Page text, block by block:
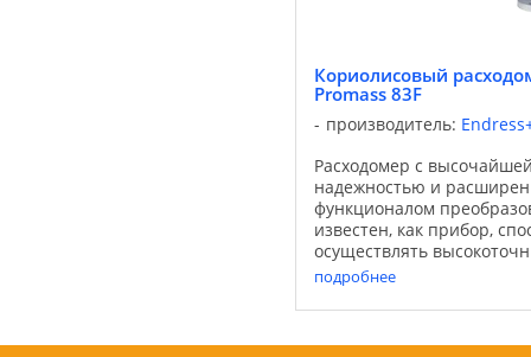
Кориолисовый
Promass 83F
производитель:
Расходомер с
надежностью и
функционалом
известен, как прибор,
осуществлять
изменяющихся условиях
Расходомер подходит
...
подробнее